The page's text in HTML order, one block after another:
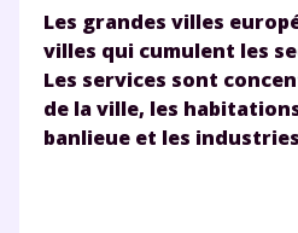
Les grandes villes
villes qui cumulent les
Les services sont
de la ville, les
banlieue et les
Testez
pendant 24h
plateforme de
scolaire !